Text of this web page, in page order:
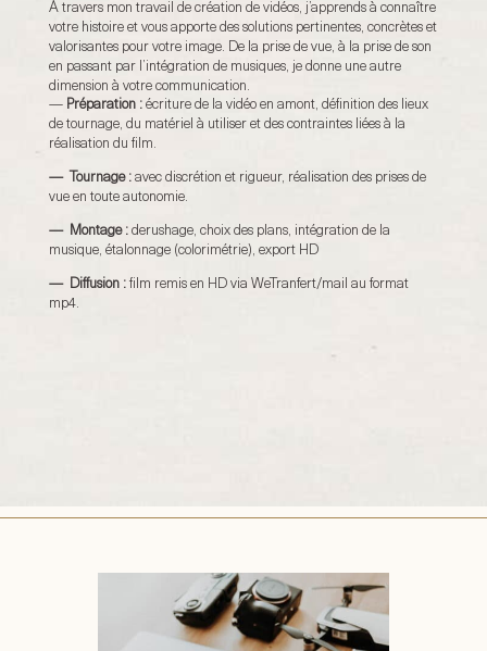
À travers mon travail de création de vidéos, j’apprends à connaître
votre histoire et vous apporte des solutions pertinentes, concrètes et
valorisantes pour votre image. De la prise de vue, à la prise de son
en passant par l’intégration de musiques, je donne une autre
dimension à votre communication.
— Préparation :écriture de la vidéo en amont, définition des lieux
de tournage, du matériel à utiliser et des contraintes liées à la
réalisation du film.
— Tournage :avec discrétion et rigueur, réalisation des prises de
vue en toute autonomie.
— Montage : derushage, choix des plans, intégration de la
musique, étalonnage(colorimétrie), export HD
— Diffusion :film remis en HD via WeTranfert/mail au format
mp4.